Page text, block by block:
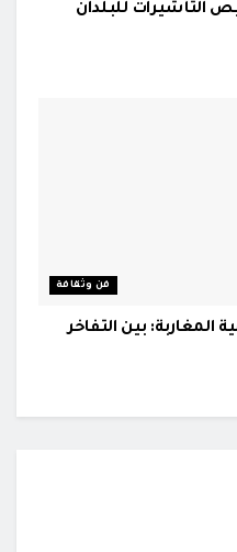
التأشيرات للبلدان
فن وثقافة
بين التفاخر